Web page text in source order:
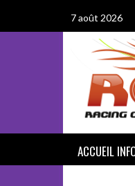
contenu
7 août 2026
ACCUEIL